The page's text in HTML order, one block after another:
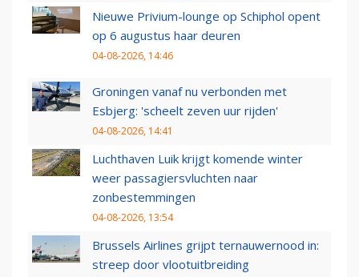
Nieuwe Privium-lounge op Schiphol opent
op 6 augustus haar deuren
04-08-2026, 14:46
Groningen vanaf nu verbonden met
Esbjerg: 'scheelt zeven uur rijden'
04-08-2026, 14:41
Luchthaven Luik krijgt komende winter
weer passagiersvluchten naar
zonbestemmingen
04-08-2026, 13:54
Brussels Airlines grijpt ternauwernood in:
streep door vlootuitbreiding